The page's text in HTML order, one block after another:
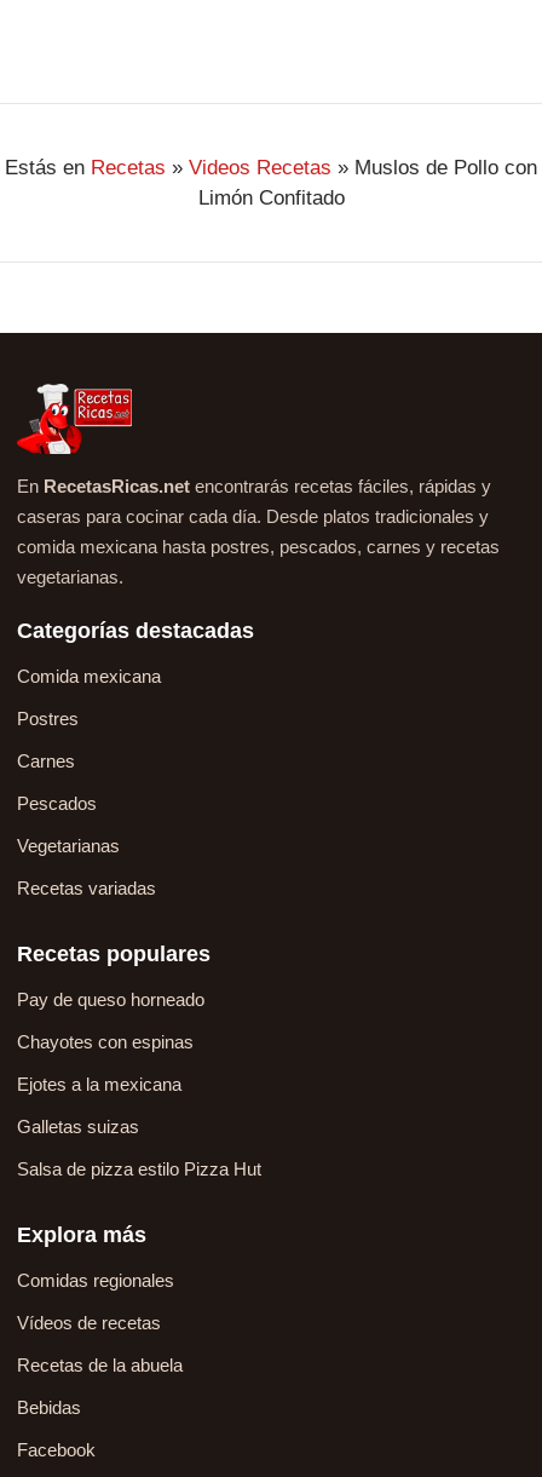
Estás en Recetas » Videos Recetas » Muslos de Pollo con
Limón Confitado
En RecetasRicas.net encontrarás recetas fáciles, rápidas y
caseras para cocinar cada día. Desde platos tradicionales y
comida mexicana hasta postres, pescados, carnes y recetas
vegetarianas.
Categorías destacadas
Comida mexicana
Postres
Carnes
Pescados
Vegetarianas
Recetas variadas
Recetas populares
Pay de queso horneado
Chayotes con espinas
Ejotes a la mexicana
Galletas suizas
Salsa de pizza estilo Pizza Hut
Explora más
Comidas regionales
Vídeos de recetas
Recetas de la abuela
Bebidas
Facebook